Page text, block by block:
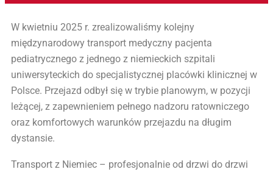
W kwietniu 2025 r. zrealizowaliśmy kolejny
międzynarodowy transport medyczny pacjenta
pediatrycznego z jednego z niemieckich szpitali
uniwersyteckich do specjalistycznej placówki klinicznej w
Polsce. Przejazd odbył się w trybie planowym, w pozycji
leżącej, z zapewnieniem pełnego nadzoru ratowniczego
oraz komfortowych warunków przejazdu na długim
dystansie.
Transport z Niemiec – profesjonalnie od drzwi do drzwi